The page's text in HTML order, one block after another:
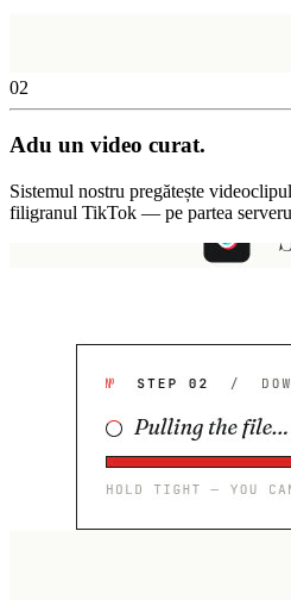
02
Adu un video curat.
Sistemul nostru pregătește
filigranul TikTok — pe partea